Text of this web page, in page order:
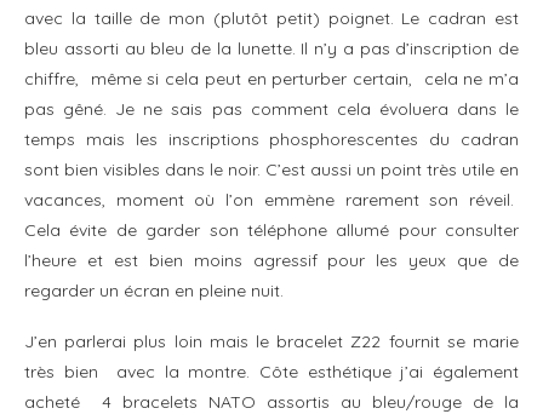
avec la taille de mon (plutôt petit) poignet. Le cadran est
bleu assorti au bleu de la lunette. Il n’y a pas d’inscription de
chiffre, même si cela peut en perturber certain, cela ne m’a
pas gêné. Je ne sais pas comment cela évoluera dans le
temps mais les inscriptions phosphorescentes du cadran
sont bien visibles dans le noir. C’est aussi un point très utile en
vacances, moment où l’on emmène rarement son réveil.
Cela évite de garder son téléphone allumé pour consulter
l’heure et est bien moins agressif pour les yeux que de
regarder un écran en pleine nuit.
J’en parlerai plus loin mais le bracelet Z22 fournit se marie
très bien avec la montre. Côte esthétique j’ai également
acheté 4 bracelets NATO assortis au bleu/rouge de la